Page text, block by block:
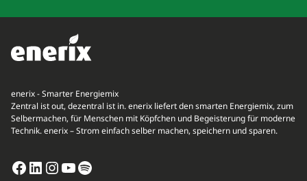
enerix - Smarter Energiemix
Zentral ist out, dezentral ist in. enerix liefert den smarten Energiemix, zum
Selbermachen, für Menschen mit Köpfchen und Begeisterung für moderne
Technik. enerix – Strom einfach selber machen, speichern und sparen.
Facebook
LinkedIn
Instagram
YouTube
Spotify